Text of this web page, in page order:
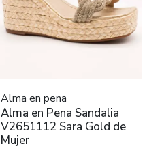
Alma en pena
Alma en Pena Sandalia
V2651112 Sara Gold de
Mujer